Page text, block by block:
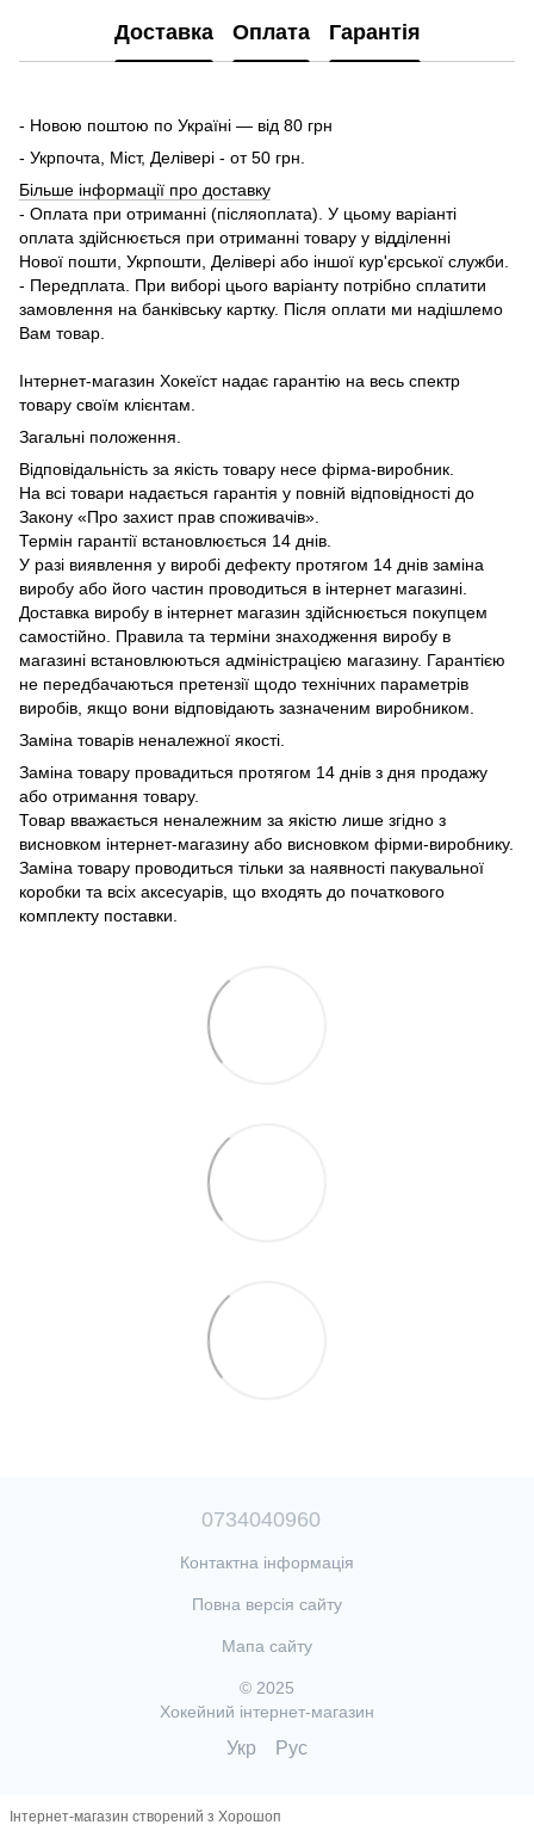
Доставка Оплата Гарантія
- Новою поштою по Україні — від 80 грн
- Укрпочта, Міст, Делівері - от 50 грн.
Більше інформації про доставку
- Оплата при отриманні (післяоплата). У цьому варіанті
оплата здійснюється при отриманні товару у відділенні
Нової пошти, Укрпошти, Делівері або іншої кур'єрської служби.
- Передплата. При виборі цього варіанту потрібно сплатити
замовлення на банківську картку. Після оплати ми надішлемо
Вам товар.
Інтернет-магазин Хокеїст надає гарантію на весь спектр
товару своїм клієнтам.
Загальні положення.
Відповідальність за якість товару несе фірма-виробник.
На всі товари надається гарантія у повній відповідності до
Закону «Про захист прав споживачів».
Термін гарантії встановлюється 14 днів.
У разі виявлення у виробі дефекту протягом 14 днів заміна
виробу або його частин проводиться в інтернет магазині.
Доставка виробу в інтернет магазин здійснюється покупцем
самостійно. Правила та терміни знаходження виробу в
магазині встановлюються адміністрацією магазину. Гарантією
не передбачаються претензії щодо технічних параметрів
виробів, якщо вони відповідають зазначеним виробником.
Заміна товарів неналежної якості.
Заміна товару провадиться протягом 14 днів з дня продажу
або отримання товару.
Товар вважається неналежним за якістю лише згідно з
висновком інтернет-магазину або висновком фірми-виробнику.
Заміна товару проводиться тільки за наявності пакувальної
коробки та всіх аксесуарів, що входять до початкового
комплекту поставки.
0734040960
Контактна інформація
Повна версія сайту
Мапа сайту
© 2025
Хокейний інтернет-магазин
Укр Рус
Інтернет-магазин створений з Хорошоп